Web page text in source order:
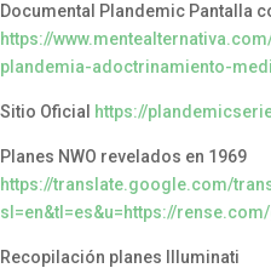
Documental Plandemic Pantalla
https://
plandemia-adoctrinamiento-
Sitio Oficial https://
Planes NWO revelados en 1969
https://translate.google.com/
sl=en&tl=es&u=https://
Recopilación planes Illuminati